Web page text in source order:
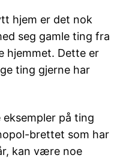
hjem er det nok
seg gamle ting fra
hjemmet. Dette er
ting gjerne har
på ting
brettet som har
kan være noe